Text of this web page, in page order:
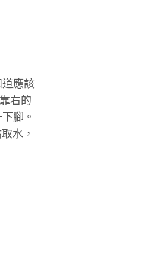
應該
右的
腳。
水，